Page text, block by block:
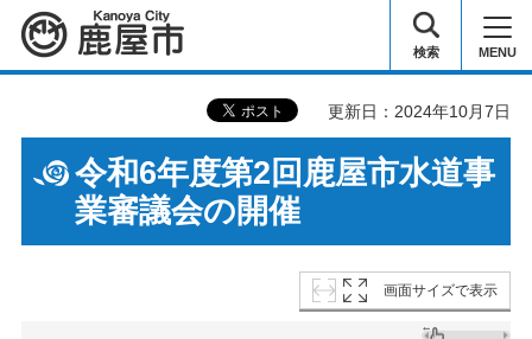
鹿屋市 検索 MENU
更新日：2024年10月7日
令和6年度第2回鹿屋市水道事
業審議会の開催
画面サイズで表示